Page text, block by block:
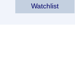
Watchlist